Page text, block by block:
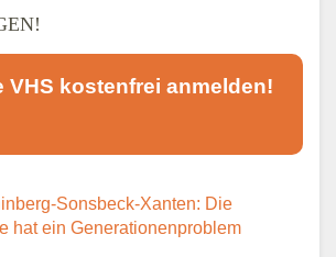
VHS kostenfrei anmelden!
Teil dient lediglich zur
und ist nicht
Sonsbeck-Xanten: Die
hat ein Generationenproblem